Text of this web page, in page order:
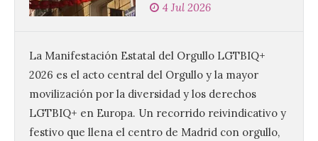
4 Jul 2026
La Manifestación Estatal del Orgullo LGTBIQ+
2026 es el acto central del Orgullo y la mayor
movilización por la diversidad y los derechos
LGTBIQ+ en Europa. Un recorrido reivindicativo y
festivo que llena el centro de Madrid con orgullo,
7 Ago 2026
Tendrá lugar el 9 de
agosto en los aledaños del
monasterio cisterciense
de Santa María la Real de
Gradefes. Una cita
imprescindible para disfrutar de los
mejores dulces conventuales, tradición,